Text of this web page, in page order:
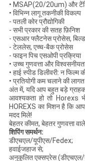
• MSAP(20/20um) और
• विभिन्न लागू तकनीकी विकल्प
- पतली कोर प्रौद्योगिकी
- सभी प्रकार की सतह फ़िनिश
- एसआर फ्लैटनेस प्रोसेस,
- टेललेस, एच्च-बैक प्रोसेस
- फाइन पिच एसओपी प्रक्रिया
• उच्च गुणवत्ता और
• हाई स्पीड डिलीवरी: न
• प्रतियोगी कम चलाने की लागत
अंत में, यदि आप बहुत बड़े ग्राहक
आवश्यकता हो तो Horexs
HOREXS का मिशन है कि
मदद मिले!
बेहतर कीमत, बेहतर गुणवत्ता
शिपिंग समर्थन:
डीएचएल/यूपीएस/Fedex;
हवाईजहाज से;
अनुकूलित एक्सप्रेस